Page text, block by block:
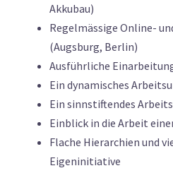
Akkubau)
Regelmässige Online-
(Augsburg, Berlin)
Ausführliche
Ein dynamisches
Ein sinnstiftendes
Einblick in die Arbeit
Flache Hierarchien und
Eigeninitiative